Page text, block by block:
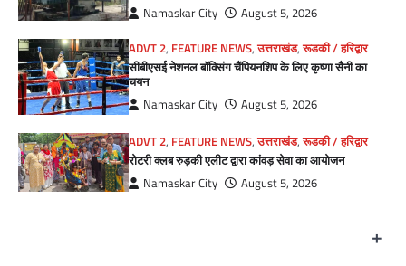
Namaskar City August 5, 2026
ADVT 2, FEATURE NEWS,उत्तराखंड,रूडकी / हरिद्वार
सीबीएसई नेशनल बॉक्सिंग चैंपियनशिप के लिए कृष्णा सैनी का
चयन
Namaskar City August 5, 2026
ADVT 2, FEATURE NEWS,उत्तराखंड,रूडकी / हरिद्वार
रोटरी क्लब रुड़की एलीट द्वारा कांवड़ सेवा का आयोजन
Namaskar City August 5, 2026
+